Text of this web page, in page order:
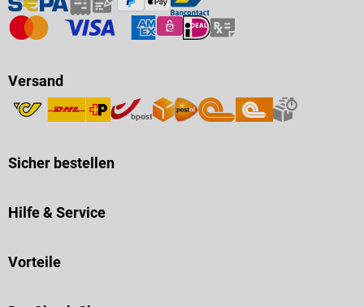
Versand
Sicher bestellen
Hilfe & Service
Vorteile